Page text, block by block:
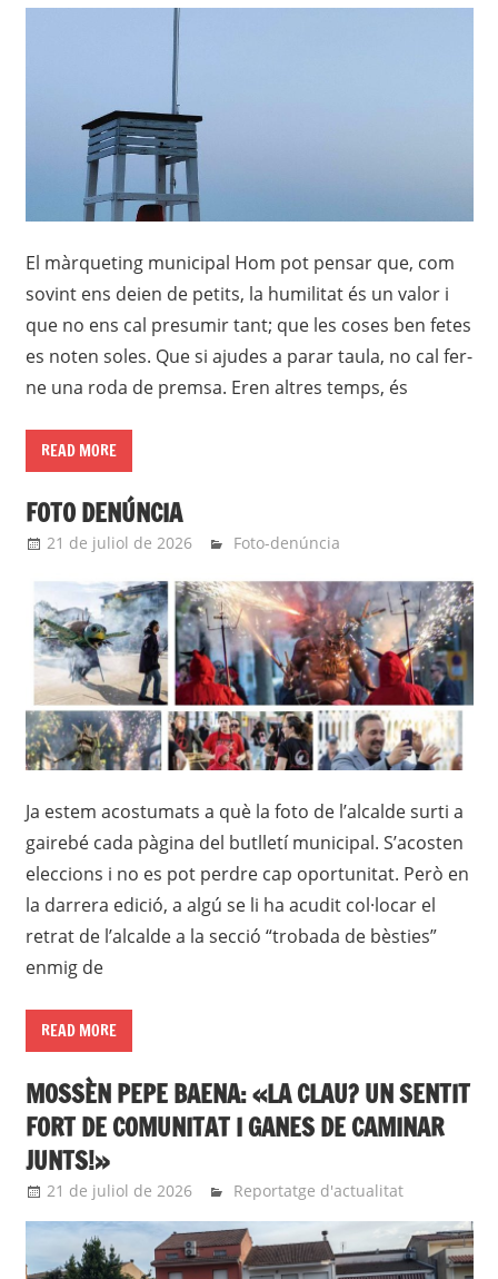
El màrqueting municipal Hom pot pensar que, com
sovint ens deien de petits, la humilitat és un valor i
que no ens cal presumir tant; que les coses ben fetes
es noten soles. Que si ajudes a parar taula, no cal fer-
ne una roda de premsa. Eren altres temps, és
READ MORE
FOTO DENÚNCIA
21 de juliol de 2026 Eli
Foto-denúncia
Ja estem acostumats a què la foto de l’alcalde surti a
gairebé cada pàgina del butlletí municipal. S’acosten
eleccions i no es pot perdre cap oportunitat. Però en
la darrera edició, a algú se li ha acudit col·locar el
retrat de l’alcalde a la secció “trobada de bèsties”
enmig de
READ MORE
MOSSÈN PEPE BAENA: «LA CLAU? UN SENTIT
FORT DE COMUNITAT I GANES DE CAMINAR
JUNTS!»
21 de juliol de 2026 Eli
Reportatge d'actualitat